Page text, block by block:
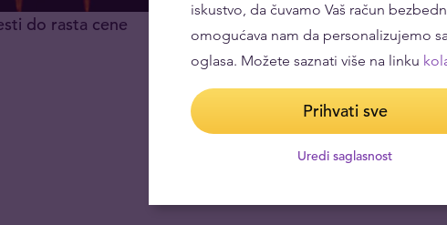
do rasta cene
iskustvo, da čuvamo Vaš račun
omogućava nam da personalizujemo
oglasa. Možete saznati više na linku
Prihvati sve
Uredi saglasnost